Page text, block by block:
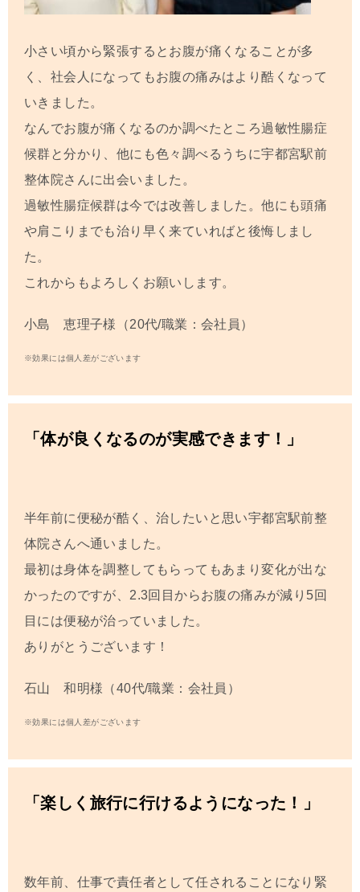
小さい頃から緊張するとお腹が痛くなることが多
く、社会人になってもお腹の痛みはより酷くなって
いきました。
なんでお腹が痛くなるのか調べたところ過敏性腸症
候群と分かり、他にも色々調べるうちに宇都宮駅前
整体院さんに出会いました。
過敏性腸症候群は今では改善しました。他にも頭痛
や肩こりまでも治り早く来ていればと後悔しまし
た。
これからもよろしくお願いします。
小島 恵理子様（20代/職業：会社員）
※効果には個人差がございます
「体が良くなるのが実感できます！」
半年前に便秘が酷く、治したいと思い宇都宮駅前整
体院 さんへ通いました。
最初は身体を調整してもらってもあまり変化が出な
かったのですが、 2.3回目からお腹の痛みが減り 5回
目には便秘が治っていました。
ありがとうございます！
石山 和明様（40代/職業：会社員）
※効果には個人差がございます
「楽しく旅行に行けるようになった！」
数年前、仕事で責任者として任されることになり緊